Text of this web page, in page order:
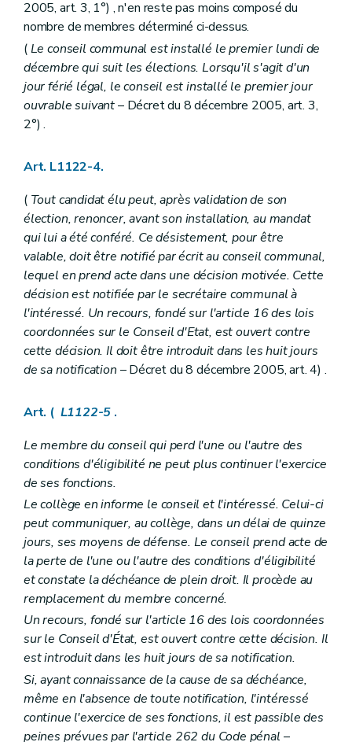
Art. L1232-7
Art. L1232-8
Art. L1232-10
Art. L1232-11
Art. L1232-12
Section 3
Funérailles, modes de sépulture et rites funéraires
Sous-section première Mise en bière et transport des dépouilles mortelles
Sous-section 2 Inhumations
Art. L1232-17bis
Art. L1232-18
Art. L1232-19
Art. L1232-20
Art. L1232-21
Sous-section 3 La crémation
Art. L1232-22
Art. L1232-23
Art. L1232-24
Art. L1232-25
Art. L1232-26
Art. L1232-28
Section 4 Dispositions finales
Art. L1232-30
Art. L1232-31
Art. L1232-32
Chapitre III Etablissements publics
Art. L1233-1
Art. L1233-2
Art. L1233-3
ChapitreIV Les ASBL communales– Décret du 26 avril 2012, art. 29)
Art.L1234-1
Art.
L1234-2
Art.1234-3
Art.L1234-4
Art.L1234-5
Art. L1234-6
Titre IV Responsabilité et actions judiciaires
Chapitre premier Responsabilité civile des communes
Art. L1241-1
Art. L1241-2
Art. L1241-3
2005, art. 3, 1°) , n'en reste pas moins composé du
nombre de membres déterminé ci-dessus.
(Le conseil communal est installé le premier lundi de
décembre qui suit les élections. Lorsqu'il s'agit d'un
jour férié légal, le conseil est installé le premier jour
ouvrable suivant– Décret du 8 décembre 2005, art. 3,
2°) .
Art. L1122-4.
( Tout candidat élu peut, après validation de son
élection, renoncer, avant son installation, au mandat
qui lui a été conféré. Ce désistement, pour être
valable, doit être notifié par écrit au conseil communal,
lequel en prend acte dans une décision motivée. Cette
décision est notifiée par le secrétaire communal à
l'intéressé. Un recours, fondé sur l'article 16 des lois
coordonnées sur le Conseil d'Etat, est ouvert contre
cette décision. Il doit être introduit dans les huit jours
de sa notification – Décret du 8 décembre 2005, art. 4) .
Art. ( L1122-5 .
Le membre du conseil qui perd l'une ou l'autre des
conditions d'éligibilité ne peut plus continuer l'exercice
de ses fonctions.
Le collège en informe le conseil et l'intéressé. Celui-ci
peut communiquer, au collège, dans un délai de quinze
jours, ses moyens de défense. Le conseil prend acte de
la perte de l'une ou l'autre des conditions d'éligibilité
et constate la déchéance de plein droit. Il procède au
remplacement du membre concerné.
Un recours, fondé sur l'article 16 des lois coordonnées
sur le Conseil d'État, est ouvert contre cette décision. Il
est introduit dans les huit jours de sa notification.
Si, ayant connaissance de la cause de sa déchéance,
même en l'absence de toute notification, l'intéressé
continue l'exercice de ses fonctions, il est passible des
peines prévues par l'article 262 du Code pénal –